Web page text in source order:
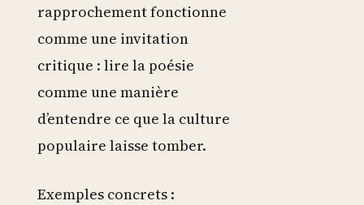
rapprochement fonctionne
comme une invitation
critique : lire la poésie
comme une manière
d’entendre ce que la culture
populaire laisse tomber.
Exemples concrets :